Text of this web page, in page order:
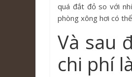
quá đắt đỏ so với
phòng xông hơi có
Và sau
chi phí